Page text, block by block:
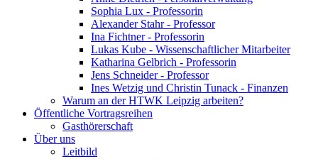
Sophia Lux - Professorin
Alexander Stahr - Professor
Ina Fichtner - Professorin
Lukas Kube - Wissenschaftlicher Mitarbeiter
Katharina Gelbrich - Professorin
Jens Schneider - Professor
Ines Wetzig und Christin Tunack - Finanzen
Warum an der HTWK Leipzig arbeiten?
Öffentliche Vortragsreihen
Gasthörerschaft
Über uns
Leitbild